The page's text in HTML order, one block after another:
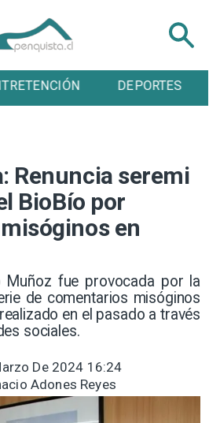
DEPORTES CULTURA
Renuncia seremi
BioBío por
en
Muñoz fue provocada por la
de comentarios misóginos
en el pasado a través
sociales.
De 2024 16:24
Adones Reyes